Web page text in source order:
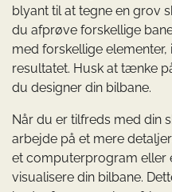
blyant til at tegne en grov
du afprøve forskellige
med forskellige
resultatet. Husk at tænke
du designer din bilbane.
Når du er tilfreds med din
arbejde på et mere
et computerprogram eller
visualisere din bilbane.